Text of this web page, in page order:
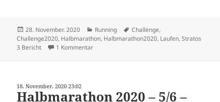
Veröffentlicht
am
28. November. 2020 Kategorien
Running Schlagwörter
Challenge,
Challenge2020, Halbmarathon, Halbmarathon2020, Laufen,Stratos
3 Bericht
1 Kommentarzu Halbmarathon 2020 – 6/6 – 21,32 km
18. November. 2020 23:02
Halbmarathon 2020 – 5/6 –